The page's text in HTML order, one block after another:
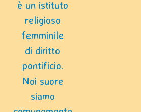
è un istituto
religioso
femminile
di diritto
pontificio.
Noi suore
siamo